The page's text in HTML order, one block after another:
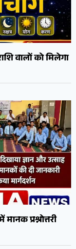
वालों को मिलेगा
प्रश्नोत्तरी